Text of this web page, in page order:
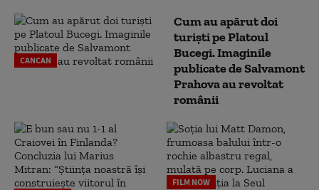
CANCAN
Cum au apărut doi
turiști pe Platoul
Bucegi. Imaginile
publicate de Salvamont
Prahova au revoltat
românii
FILM NOW